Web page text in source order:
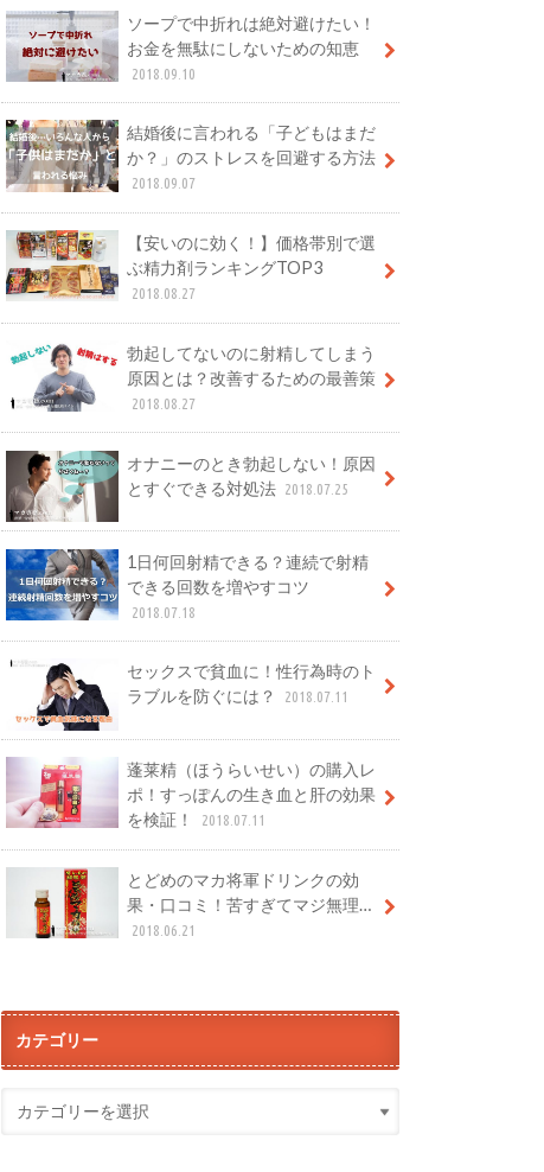
ソープで中折れは絶対避けたい！
お金を無駄にしないための知恵
2018.09.10
結婚後に言われる「子どもはまだ
か？」のストレスを回避する方法
2018.09.07
【安いのに効く！】価格帯別で選
ぶ精力剤ランキングTOP3
2018.08.27
勃起してないのに射精してしまう
原因とは？改善するための最善策
2018.08.27
オナニーのとき勃起しない！原因
とすぐできる対処法 2018.07.25
1日何回射精できる？連続で射精
できる回数を増やすコツ
2018.07.18
セックスで貧血に！性行為時のト
ラブルを防ぐには？
2018.07.11
蓬莱精（ほうらいせい）の購入レ
ポ！すっぽんの生き血と肝の効果
を検証！
2018.07.11
とどめのマカ将軍ドリンクの効
果・口コミ！苦すぎてマジ無理…
2018.06.21
カテゴリー